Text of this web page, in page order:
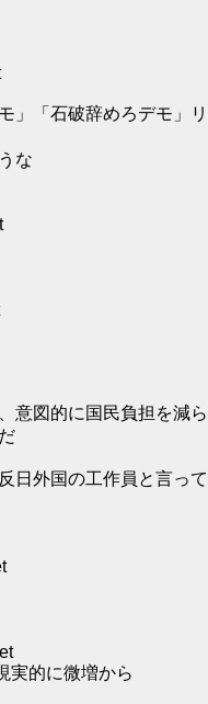
」「石破辞めろデモ」リ
な
意図的に国民負担を減ら
日外国の工作員と言って
実的に微増から